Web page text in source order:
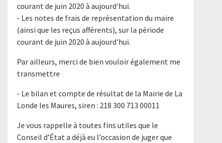
courant de juin 2020 à aujourd'hui.
- Les notes de frais de représentation du maire
(ainsi que les reçus afférents), sur la période
courant de juin 2020 à aujourd'hui.
Par ailleurs, merci de bien vouloir également me
transmettre
- Le bilan et compte de résultat de la Mairie de La
Londe les Maures, siren : 218 300 713 00011
Je vous rappelle à toutes fins utiles que le
Conseil d’État a déjà eu l’occasion de juger que